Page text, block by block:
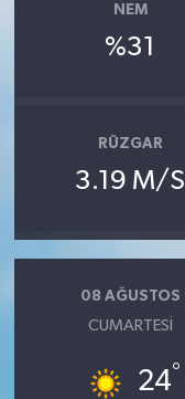
NEM
%31
RÜZGAR
3.19 M/S
08 AĞUSTOS
CUMARTESI
24°